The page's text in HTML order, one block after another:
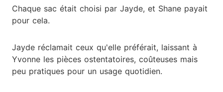
Chaque sac était choisi par Jayde, et Shane payait
pour cela.
Jayde réclamait ceux qu'elle préférait, laissant à
Yvonne les pièces ostentatoires, coûteuses mais
peu pratiques pour un usage quotidien.